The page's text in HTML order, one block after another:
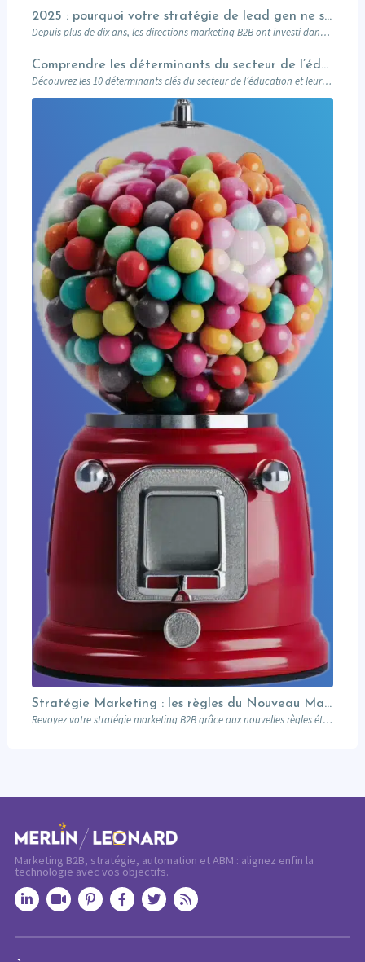
2025 : pourquoi votre stratégie de lead gen ne suffit plus (et comment l’Account-Based Marketing peut relancer vos performances)
Depuis plus de dix ans, les directions marketing B2B ont investi dans des plateformes…
Comprendre les déterminants du secteur de l’éducation et leurs impacts sur le marketing
Découvrez les 10 déterminants clés du secteur de l’éducation et leur impact sur le marketing : attentes des prospects, innovations digitales, impact sociétal, et stratégies pour des campagnes réussies. Un guide complet pour les professionnels du marketing éducatif.
Stratégie Marketing : les règles du Nouveau Manuel B2B selon Jon Miller
Revoyez votre stratégie marketing B2B grâce aux nouvelles règles établies par Jon Miller. Apprenez des erreurs du passé pour réussir dans un marché en constante évolution.
Marketing B2B, stratégie, automation et ABM : alignez enfin la
technologie avec vos objectifs.